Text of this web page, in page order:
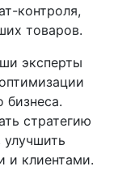
контроля,
товаров.
эксперты
бизнеса.
стратегию
улучшить
и клиентами.